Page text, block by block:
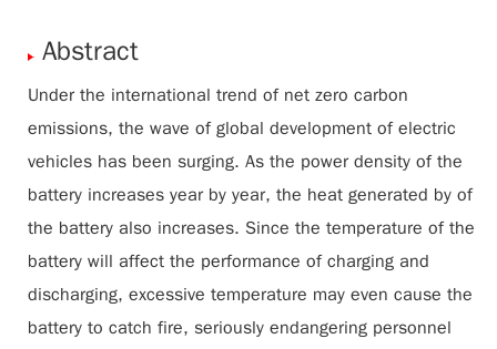
Abstract
Under the international trend of net zero carbon
emissions, the wave of global development of electric
vehicles has been surging. As the power density of the
battery increases year by year, the heat generated by of
the battery also increases. Since the temperature of the
battery will affect the performance of charging and
discharging, excessive temperature may even cause the
battery to catch fire, seriously endangering personnel